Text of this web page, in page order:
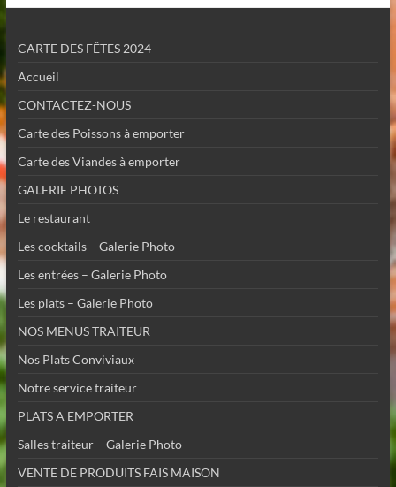
CARTE DES FÊTES 2024
Accueil
CONTACTEZ-NOUS
Carte des Poissons à emporter
Carte des Viandes à emporter
GALERIE PHOTOS
Le restaurant
Les cocktails – Galerie Photo
Les entrées – Galerie Photo
Les plats – Galerie Photo
NOS MENUS TRAITEUR
Nos Plats Conviviaux
Notre service traiteur
PLATS A EMPORTER
Salles traiteur – Galerie Photo
VENTE DE PRODUITS FAIS MAISON